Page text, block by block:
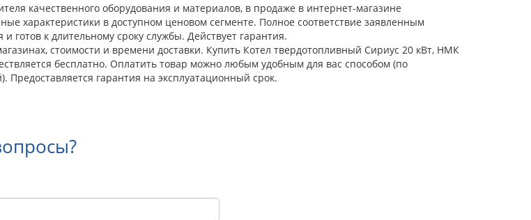
качественного оборудования и материалов, в продаже в интернет-магазине
характеристики в доступном ценовом сегменте. Полное соответствие заявленным
к длительному сроку службы. Действует гарантия.
стоимости и времени доставки. Купить Котел твердотопливный Сириус 20 кВт, НМК
бесплатно. Оплатить товар можно любым удобным для вас способом (по
гарантия на эксплуатационный срок.